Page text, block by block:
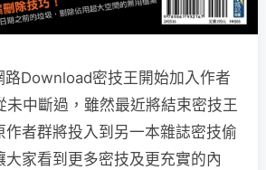
路Download密技王開始加入作者
未中斷過，雖然最近將結束密技王
作者群將投入到另一本雜誌密技偷
家看到更多密技及更充實的內